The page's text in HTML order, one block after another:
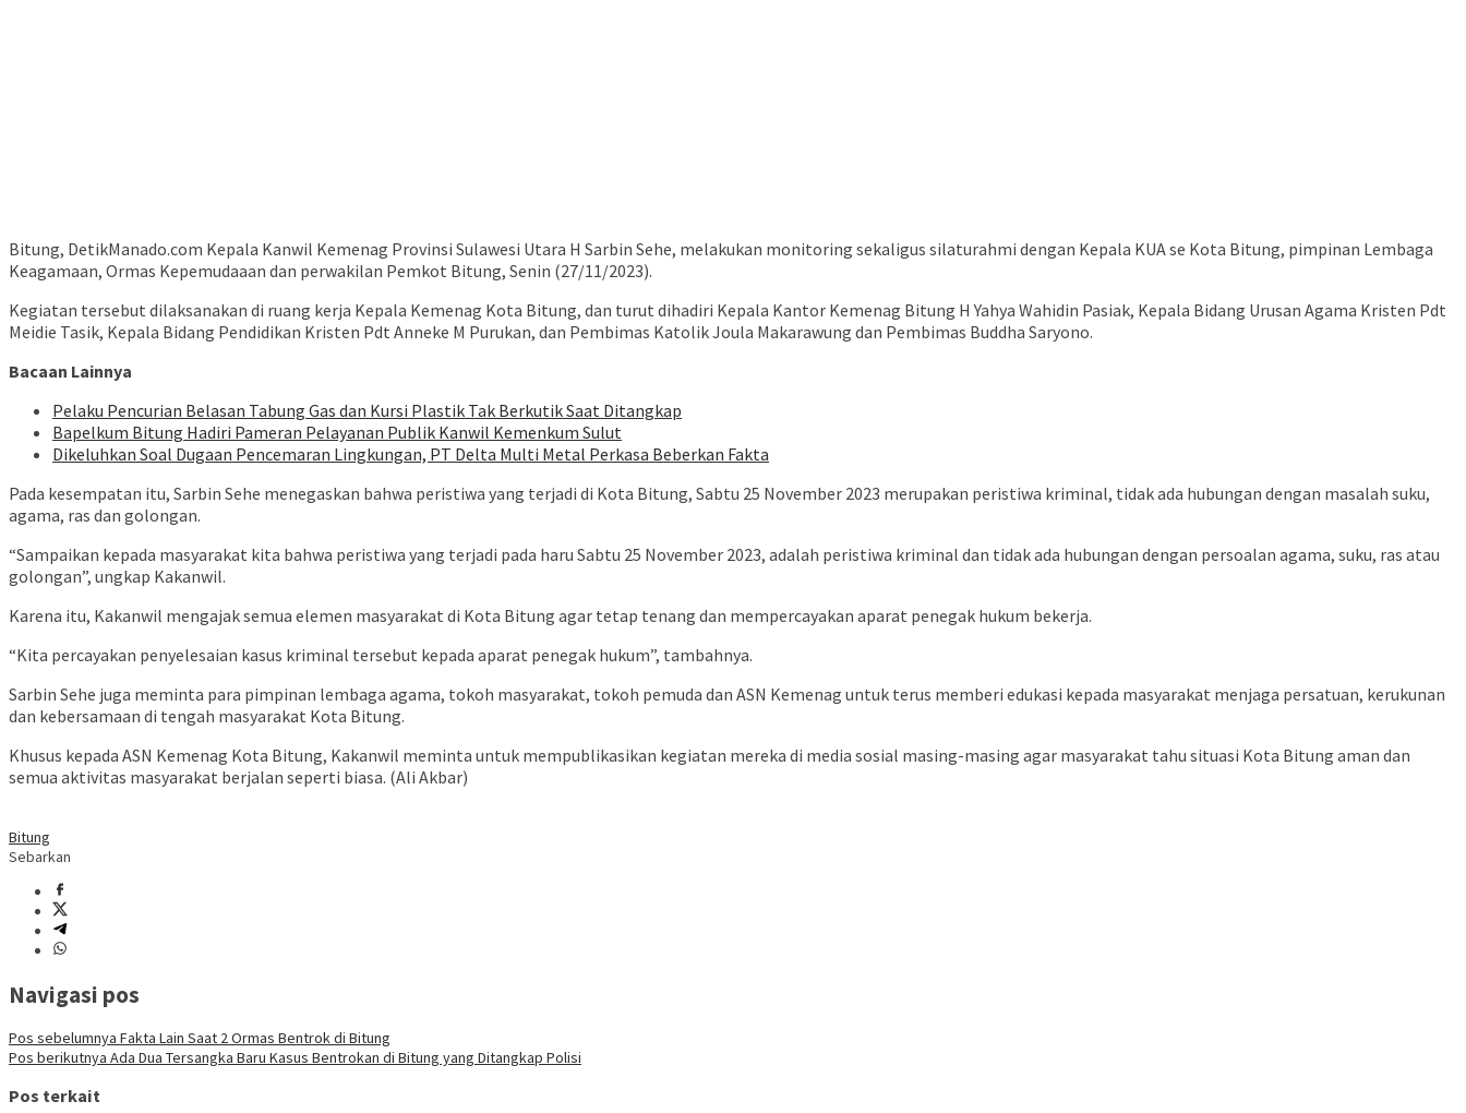
Bitung, DetikManado.com Kepala Kanwil Kemenag Provinsi Sulawesi Utara H Sarbin Sehe, melakukan monitoring sekaligus silaturahmi dengan Kepala KUA se Kota Bitung, pimpinan Lembaga
Keagamaan, Ormas Kepemudaaan dan perwakilan Pemkot Bitung, Senin (27/11/2023).
Kegiatan tersebut dilaksanakan di ruang kerja Kepala Kemenag Kota Bitung, dan turut dihadiri Kepala Kantor Kemenag Bitung H Yahya Wahidin Pasiak, Kepala Bidang Urusan Agama Kristen Pdt
Meidie Tasik, Kepala Bidang Pendidikan Kristen Pdt Anneke M Purukan, dan Pembimas Katolik Joula Makarawung dan Pembimas Buddha Saryono.
Bacaan Lainnya
Pelaku Pencurian Belasan Tabung Gas dan Kursi Plastik Tak Berkutik Saat Ditangkap
‎Bapelkum Bitung Hadiri Pameran Pelayanan Publik Kanwil Kemenkum Sulut
Dikeluhkan Soal Dugaan Pencemaran Lingkungan, PT Delta Multi Metal Perkasa Beberkan Fakta
Pada kesempatan itu, Sarbin Sehe menegaskan bahwa peristiwa yang terjadi di Kota Bitung, Sabtu 25 November 2023 merupakan peristiwa kriminal, tidak ada hubungan dengan masalah suku,
agama, ras dan golongan.
“Sampaikan kepada masyarakat kita bahwa peristiwa yang terjadi pada haru Sabtu 25 November 2023, adalah peristiwa kriminal dan tidak ada hubungan dengan persoalan agama, suku, ras atau
golongan”, ungkap Kakanwil.
Karena itu, Kakanwil mengajak semua elemen masyarakat di Kota Bitung agar tetap tenang dan mempercayakan aparat penegak hukum bekerja.
“Kita percayakan penyelesaian kasus kriminal tersebut kepada aparat penegak hukum”, tambahnya.
Sarbin Sehe juga meminta para pimpinan lembaga agama, tokoh masyarakat, tokoh pemuda dan ASN Kemenag untuk terus memberi edukasi kepada masyarakat menjaga persatuan, kerukunan
dan kebersamaan di tengah masyarakat Kota Bitung.
Khusus kepada ASN Kemenag Kota Bitung, Kakanwil meminta untuk mempublikasikan kegiatan mereka di media sosial masing-masing agar masyarakat tahu situasi Kota Bitung aman dan
semua aktivitas masyarakat berjalan seperti biasa. (Ali Akbar)
Bitung
Sebarkan
Navigasi pos
Pos sebelumnya Fakta Lain Saat 2 Ormas Bentrok di Bitung
Pos berikutnya Ada Dua Tersangka Baru Kasus Bentrokan di Bitung yang Ditangkap Polisi
Pos terkait